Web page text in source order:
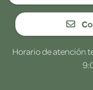
Horario de atención